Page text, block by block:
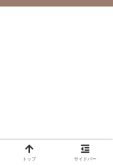
トップ サイドバー